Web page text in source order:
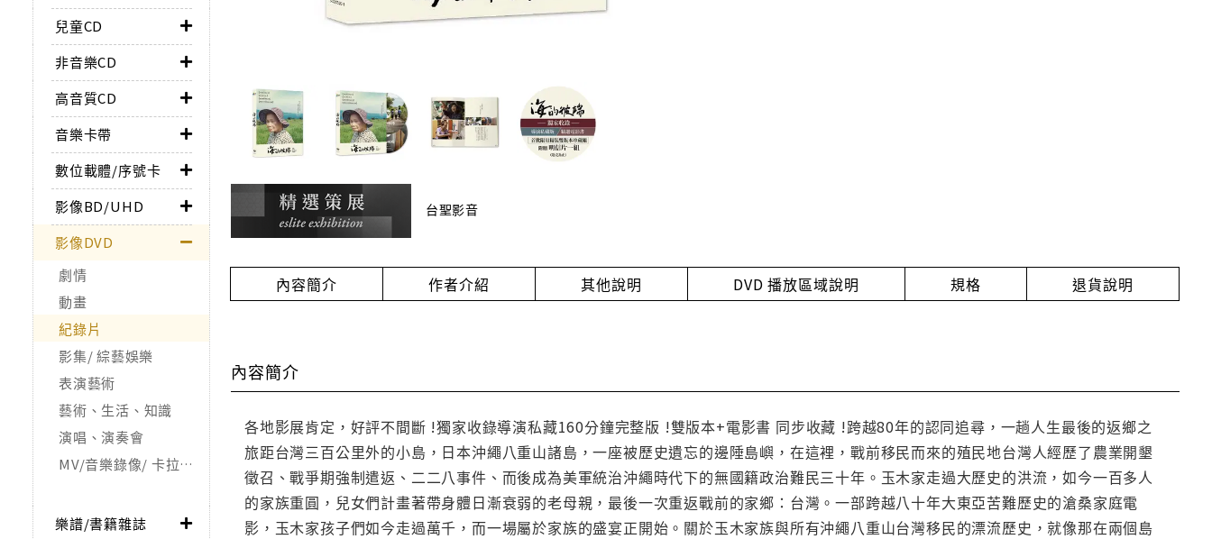
兒童CD
非音樂CD
高音質CD
音樂卡帶
數位載體/序號卡
影像BD/UHD
影像DVD
劇情
動畫
紀錄片
影集/ 綜藝娛樂
表演藝術
藝術、生活、知識
演唱、演奏會
MV/音樂錄像/ 卡拉OK
樂譜/書籍雜誌
台聖影音
內容簡介 作者介紹 其他說明 DVD 播放區域說明 規格 退貨說明
內容簡介
各地影展肯定，好評不間斷 !獨家收錄導演私藏160分鐘完整版 !雙版本+電影書 同步收藏 !跨越80年的認同追尋，一趟人生最後的返鄉之
旅距台灣三百公里外的小島，日本沖繩八重山諸島，一座被歷史遺忘的邊陲島嶼，在這裡，戰前移民而來的殖民地台灣人經歷了農業開墾
徵召、戰爭期強制遣返、二二八事件、而後成為美軍統治沖繩時代下的無國籍政治難民三十年。玉木家走過大歷史的洪流，如今一百多人
的家族重圓，兒女們計畫著帶身體日漸衰弱的老母親，最後一次重返戰前的家鄉：台灣。一部跨越八十年大東亞苦難歷史的滄桑家庭電
影，玉木家孩子們如今走過萬千，而一場屬於家族的盛宴正開始。關於玉木家族與所有沖繩八重山台灣移民的漂流歷史，就像那在兩個島